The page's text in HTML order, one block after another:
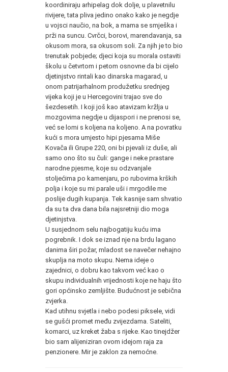
koordiniraju arhipelag dok dolje, u plavetnilu
rivijere, tata pliva jedino onako kako je negdje
u vojsci naučio, na bok, a mama se smješka i
prži na suncu. Cvrčci, borovi, marendavanja, sa
okusom mora, sa okusom soli. Za njih je to bio
trenutak pobjede; djeci koja su morala ostaviti
školu u četvrtom i petom osnovne da bi cijelo
djetinjstvo rintali kao dinarska magarad, u
onom patrijarhalnom produžetku srednjeg
vijeka koji je u Hercegovini trajao sve do
šezdesetih. I koji još kao atavizam kržlja u
mozgovima negdje u dijaspori i ne prenosi se,
već se lomi s koljena na koljeno. A na povratku
kući s mora umjesto hipi pjesama Miše
Kovača ili Grupe 220, oni bi pjevali iz duše, ali
samo ono što su čuli: gange i neke prastare
narodne pjesme, koje su odzvanjale
stoljećima po kamenjaru, po rubovima krških
polja i koje su mi parale uši i mrgodile me
poslije dugih kupanja. Tek kasnije sam shvatio
da su ta dva dana bila najsretniji dio moga
djetinjstva.
U susjednom selu najbogatiju kuću ima
pogrebnik. I dok se iznad nje na brdu lagano
danima širi požar, mladost se navečer nehajno
skuplja na moto skupu. Nema ideje o
zajednici, o dobru kao takvom već kao o
skupu individualnih vrijednosti koje ne haju što
gori općinsko zemljište. Budućnost je sebična
zvjerka.
Kad utihnu svjetla i nebo podesi piksele, vidi
se gušći promet među zvijezdama. Sateliti,
komarci, uz kreket žaba s rijeke. Kao tinejdžer
bio sam alijeniziran ovom idejom raja za
penzionere. Mir je zaklon za nemoćne.